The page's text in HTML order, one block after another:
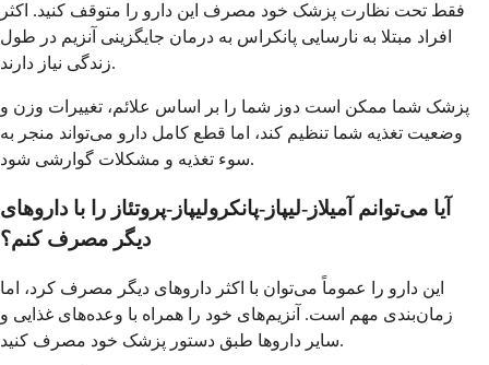
فقط تحت نظارت پزشک خود مصرف این دارو را متوقف کنید. اکثر
افراد مبتلا به نارسایی پانکراس به درمان جایگزینی آنزیم در طول
زندگی نیاز دارند.
پزشک شما ممکن است دوز شما را بر اساس علائم، تغییرات وزن و
وضعیت تغذیه شما تنظیم کند، اما قطع کامل دارو می‌تواند منجر به
سوء تغذیه و مشکلات گوارشی شود.
آیا می‌توانم آمیلاز-لیپاز-پانکرولیپاز-پروتئاز را با داروهای
دیگر مصرف کنم؟
این دارو را عموماً می‌توان با اکثر داروهای دیگر مصرف کرد، اما
زمان‌بندی مهم است. آنزیم‌های خود را همراه با وعده‌های غذایی و
سایر داروها طبق دستور پزشک خود مصرف کنید.